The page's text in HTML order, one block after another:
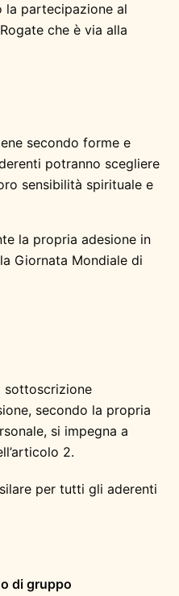
la partecipazione al
che è via alla
secondo forme e
potranno scegliere
sensibilità spirituale e
la propria adesione in
Giornata Mondiale di
sottoscrizione
secondo la propria
si impegna a
2.
per tutti gli aderenti
di gruppo